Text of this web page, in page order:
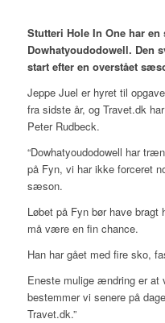
Stutteri Hole In One har
Dowhatyoudodowell. Den
start efter en overstået
Jeppe Juel er hyret til
fra sidste år, og Travet.dk
Peter Rudbeck.
“Dowhatyoudodowell har
på Fyn, vi har ikke forceret
sæson.
Løbet på Fyn bør have
må være en fin chance.
Han har gået med fire sko,
Eneste mulige ændring er at
bestemmer vi senere på
Travet.dk.”